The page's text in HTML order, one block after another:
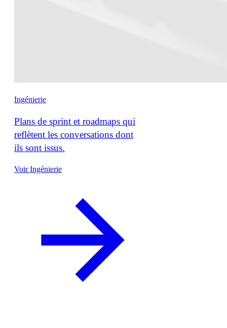
Ingénierie
Plans de sprint et roadmaps qui
reflètent les conversations dont
ils sont issus.
Voir Ingénierie